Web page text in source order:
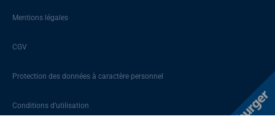
Mentions légales
CGV
Protection des données à caractère personnel
Conditions d’utilisation